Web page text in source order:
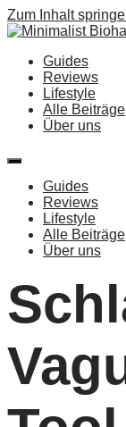
Zum Inhalt
Guides
Reviews
Lifestyle
Alle Beiträge
Über uns
Guides
Reviews
Lifestyle
Alle Beiträge
Über uns